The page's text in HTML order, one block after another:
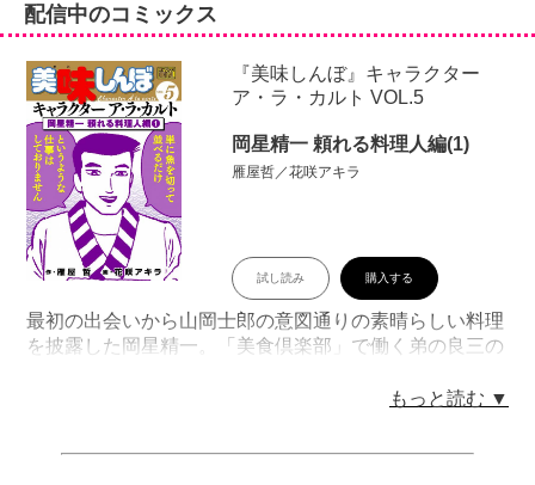
配信中のコミックス
『美味しんぼ』キャラクター
ア・ラ・カルト VOL.5
岡星精一 頼れる料理人編(1)
雁屋哲／花咲アキラ
試し読み 購入する
最初の出会いから山岡士郎の意図通りの素晴らしい料理
を披露した岡星精一。「美食倶楽部」で働く弟の良三の
を提供する情け深い頼れる男。時に自らのアイデアを披
もっと読む ▼